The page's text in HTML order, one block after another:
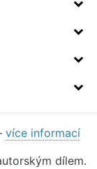
více informací
dílem.